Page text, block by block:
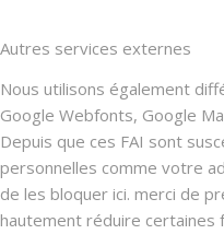
Autres services externes
Nous utilisons également
Google Webfonts, Google
Depuis que ces FAI sont
personnelles comme votre
de les bloquer ici. merci de
hautement réduire certaines